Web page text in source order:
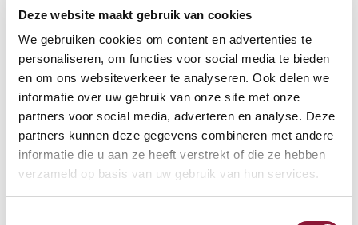
Deze website maakt gebruik van cookies
We gebruiken cookies om content en advertenties te
personaliseren, om functies voor social media te bieden
en om ons websiteverkeer te analyseren. Ook delen we
informatie over uw gebruik van onze site met onze
partners voor social media, adverteren en analyse. Deze
partners kunnen deze gegevens combineren met andere
informatie die u aan ze heeft verstrekt of die ze hebben
verzameld op basis van uw gebruik van hun services.
Häufig zusammen gekauft mit
BakkerElkhuizen
EnergyByLight
Schreibtischlampe
559,60